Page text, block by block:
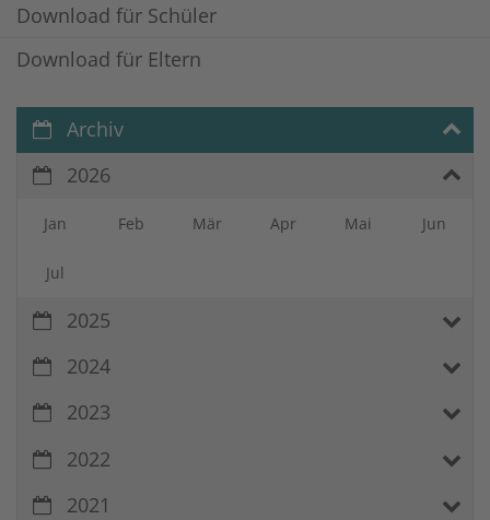
Download für Schüler
Download für Eltern
Archiv
2026
Jan Feb Mär Apr Mai Jun
Jul
2025
2024
2023
2022
2021